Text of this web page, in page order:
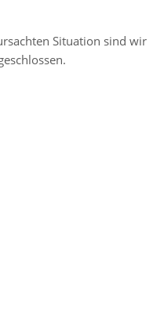
Situation sind wir